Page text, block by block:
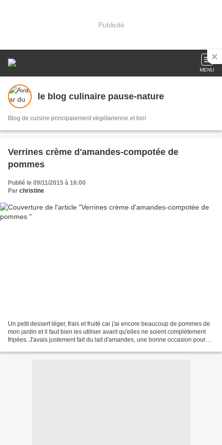
Publicité
MENU
le blog culinaire pause-nature
Blog de cuisine principalement végétarienne et bio!
Verrines crème d'amandes-compotée de
pommes
Publié le 09/11/2015 à 16:00
Par christine
Un petit dessert léger, frais et fruité car j'ai encore beaucoup de pommes de
mon jardin et il faut bien les utiliser avant qu'elles ne soient complètement
fripées. J'avais justement fait du lait d'amandes, une bonne occasion pour